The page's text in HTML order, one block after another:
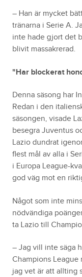
– Han är mycket
tränarna i Serie A.
inte hade gjort det
blivit massakrerad.
"Har blockerat
Denna säsong har
Redan i den
säsongen, visade
besegra Juventus
Lazio dundrat
flest mål av alla i
i Europa League-
god väg mot en
Något som inte
nödvändiga
ta Lazio till
– Jag vill inte säga
Champions League
jag vet är att allting